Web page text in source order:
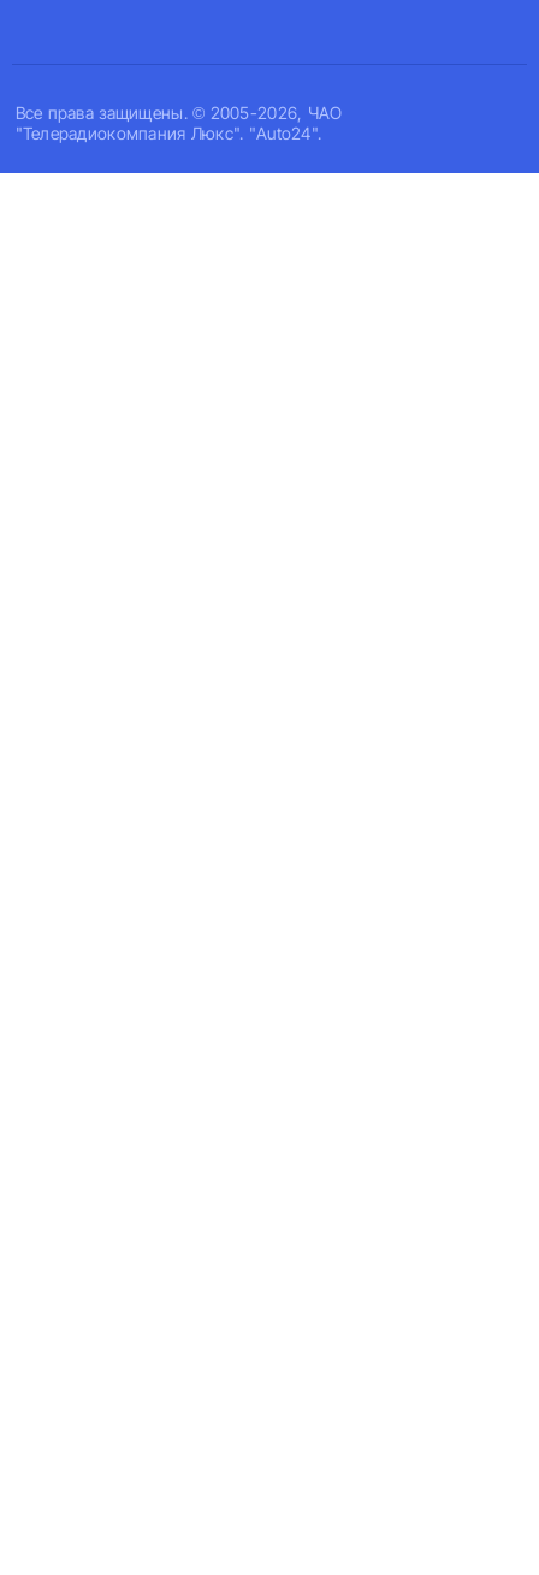
Все права защищены. © 2005-2026, ЧАО
"Телерадиокомпания Люкс". "Auto24".